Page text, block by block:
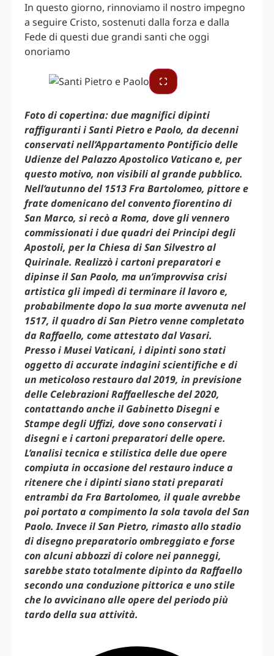
In questo giorno, rinnoviamo il nostro impegno
a seguire Cristo, sostenuti dalla forza e dalla
Fede di questi due grandi santi che oggi
onoriamo
Foto di copertina: due magnifici dipinti
raffiguranti i Santi Pietro e Paolo, da decenni
conservati nell’Appartamento Pontificio delle
Udienze del Palazzo Apostolico Vaticano e, per
questo motivo, non visibili al grande pubblico.
Nell’autunno del 1513 Fra Bartolomeo, pittore e
frate domenicano del convento fiorentino di
San Marco, si recò a Roma, dove gli vennero
commissionati i due quadri dei Principi degli
Apostoli, per la Chiesa di San Silvestro al
Quirinale. Realizzò i cartoni preparatori e
dipinse il San Paolo, ma un’improvvisa crisi
artistica gli impedì di terminare il lavoro e,
probabilmente dopo la sua morte avvenuta nel
1517, il quadro di San Pietro venne completato
da Raffaello, come attestato dal Vasari.
Presso i Musei Vaticani, i dipinti sono stati
oggetto di accurate indagini scientifiche e di
un meticoloso restauro dal 2019, in previsione
delle Celebrazioni Raffaellesche del 2020,
contattando anche il Gabinetto Disegni e
Stampe degli Uffizi, dove sono conservati i
disegni e i cartoni preparatori delle opere.
L’analisi tecnica e stilistica delle due opere
compiuta in occasione del restauro induce a
ritenere che i dipinti siano stati preparati
entrambi da Fra Bartolomeo, il quale avrebbe
poi portato a compimento la sola tavola del San
Paolo. Invece il San Pietro, rimasto allo stadio
di disegno preparatorio ombreggiato e forse
con alcuni abbozzi di colore nei panneggi,
sarebbe stato totalmente dipinto da Raffaello
secondo una conduzione pittorica e uno stile
che lo avvicinano alle opere del periodo più
tardo della sua attività.